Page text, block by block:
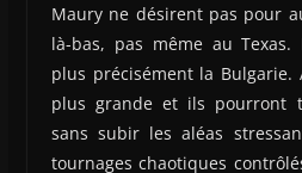
Maury ne désirent pas pour
là-bas, pas même au Texas.
plus précisément la
plus grande et ils pourront
sans subir les aléas
tournages chaotiques